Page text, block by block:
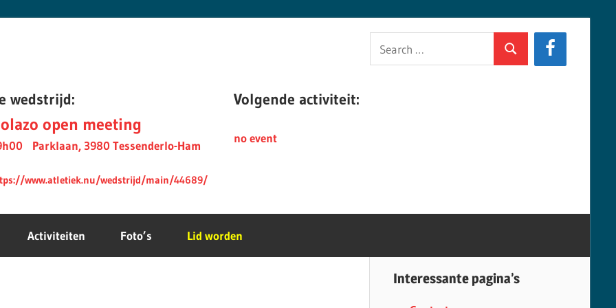
for:
Search
wedstrijd:
open meeting
Parklaan, 3980 Tessenderlo-Ham
www.atletiek.nu/wedstrijd/main/44689/
Volgende activiteit:
no event
Activiteiten Foto’s Lid worden
Interessante pagina’s